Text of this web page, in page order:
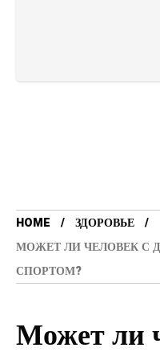
HOME
ЗДОРОВЬЕ
МОЖЕТ ЛИ ЧЕЛОВЕК С
СПОРТОМ?
Может ли